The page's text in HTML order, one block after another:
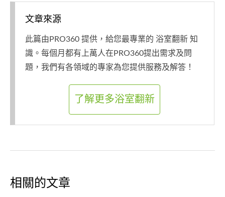
文章來源
此篇由PRO360 提供，給您最專業的 浴室翻新 知
識。每個月都有上萬人在PRO360提出需求及問
題，我們有各領域的專家為您提供服務及解答！
了解更多浴室翻新
相關的文章